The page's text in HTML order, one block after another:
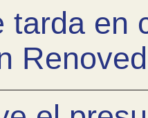
tarda en